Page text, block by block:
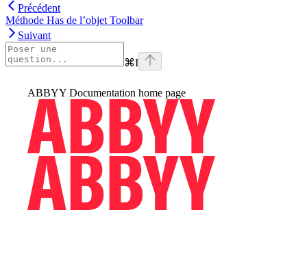
Précédent
Méthode Has de l’objet Toolbar
Suivant
⌘I
ABBYY Documentation home page